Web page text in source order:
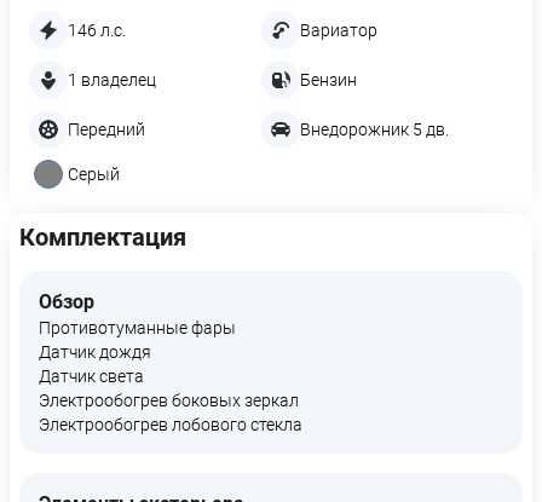
146 л.с. Вариатор
1 владелец Бензин
Передний Внедорожник 5 дв.
Серый
Комплектация
Обзор
Противотуманные фары
Датчик дождя
Датчик света
Электрообогрев боковых зеркал
Электрообогрев лобового стекла